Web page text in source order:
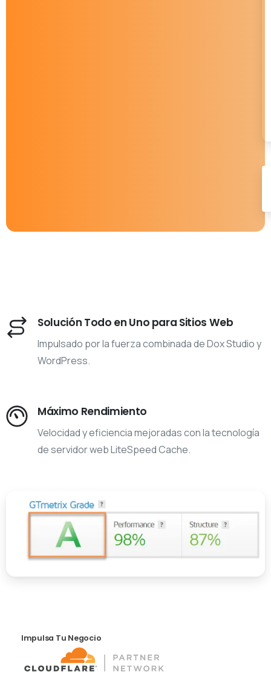
Solución Todo en Uno para Sitios Web
Impulsado por la fuerza combinada de Dox Studio y
WordPress.
Máximo Rendimiento
Velocidad y eficiencia mejoradas con la tecnología
de servidor web LiteSpeed Cache.
Impulsa Tu Negocio